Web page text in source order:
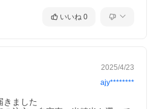
いいね 0
2025/4/23
ajy********
きました